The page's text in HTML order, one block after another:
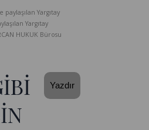
Yargıtay
Yargıtay
HUKUK Bürosu
Yazdır